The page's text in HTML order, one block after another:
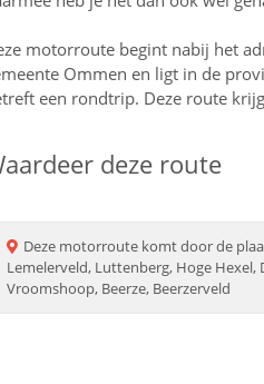
motorroute begint nabij het
Ommen en ligt in de
een rondtrip. Deze route
deze route
Deze motorroute komt door de
Lemelerveld, Luttenberg, Hoge
Vroomshoop, Beerze, Beerzerveld